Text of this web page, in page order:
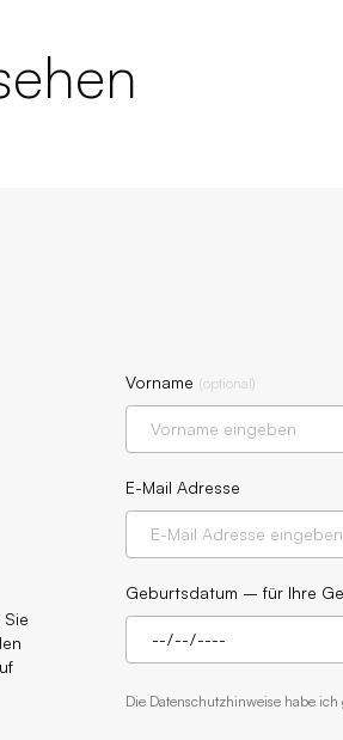
Vorname (optional)
E-Mail Adresse
Geburtsdatum – für Ihre
Die Datenschutzhinweise habe ich